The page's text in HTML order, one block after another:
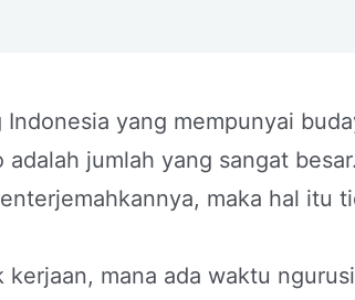
yang mempunyai
jumlah yang sangat
maka hal itu
kerjaan, mana ada waktu